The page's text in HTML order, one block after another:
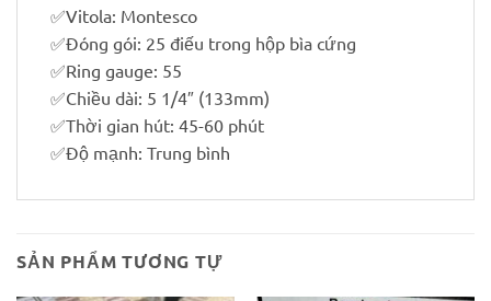
✅Vitola: Montesco
✅Đóng gói: 25 điếu trong hộp bìa cứng
✅Ring gauge: 55
✅Chiều dài: 5 1/4″ (133mm)
✅Thời gian hút: 45-60 phút
✅Độ mạnh: Trung bình
SẢN PHẨM TƯƠNG TỰ